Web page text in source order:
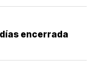
encerrada